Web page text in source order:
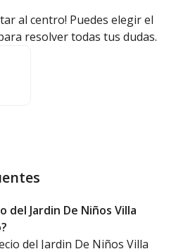
al centro! Puedes elegir el
resolver todas tus dudas.
del Jardin De Niños Villa
del Jardin De Niños Villa